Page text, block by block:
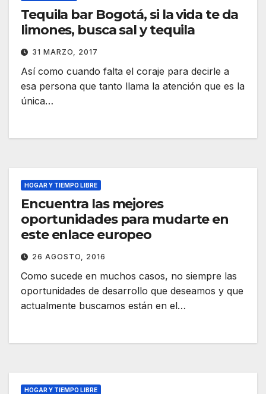
Tequila bar Bogotá, si la vida te da
limones, busca sal y tequila
31 MARZO, 2017
Así como cuando falta el coraje para decirle a
esa persona que tanto llama la atención que es la
única…
HOGAR Y TIEMPO LIBRE
Encuentra las mejores
oportunidades para mudarte en
este enlace europeo
26 AGOSTO, 2016
Como sucede en muchos casos, no siempre las
oportunidades de desarrollo que deseamos y que
actualmente buscamos están en el…
HOGAR Y TIEMPO LIBRE